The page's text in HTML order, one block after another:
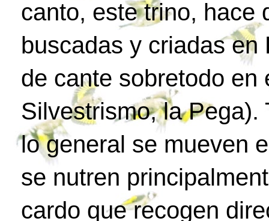
canto, este trino, hace
buscadas y criadas
de cante sobretodo en
Silvestrismo, la Pega).
lo general se mueven
se nutren
cardo que recogen